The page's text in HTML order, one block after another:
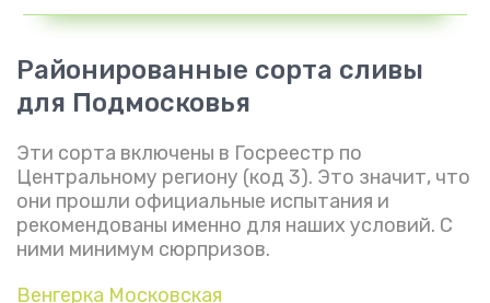
Районированные сорта сливы
для Подмосковья
Эти сорта включены в Госреестр по
Центральному региону (код 3). Это значит, что
они прошли официальные испытания и
рекомендованы именно для наших условий. С
ними минимум сюрпризов.
Венгерка Московская